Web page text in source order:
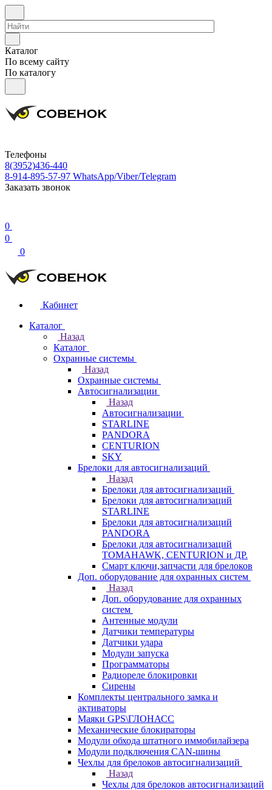
Каталог
По всему сайту
По каталогу
Телефоны
8(3952)436-440
8-914-895-57-97 WhatsApp/Viber/Telegram
Заказать звонок
0
0
0
Кабинет
Каталог
Назад
Каталог
Охранные системы
Назад
Охранные системы
Автосигнализации
Назад
Автосигнализации
STARLINE
PANDORA
CENTURION
SKY
Брелоки для автосигнализаций
Назад
Брелоки для автосигнализаций
Брелоки для автосигнализаций
STARLINE
Брелоки для автосигнализаций
PANDORA
Брелоки для автосигнализаций
TOMAHAWK, CENTURION и ДР.
Смарт ключи,запчасти для брелоков
Доп. оборудование для охранных систем
Назад
Доп. оборудование для охранных
систем
Антенные модули
Датчики температуры
Датчики удара
Модули запуска
Программаторы
Радиореле блокировки
Сирены
Комплекты центрального замка и
активаторы
Маяки GPS\ГЛОНАСС
Механические блокираторы
Модули обхода штатного иммобилайзера
Модули подключения CAN-шины
Чехлы для брелоков автосигнализаций
Назад
Чехлы для брелоков автосигнализаций